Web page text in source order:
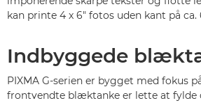
kan printe 4 x 6" fotos uden kant på ca.
Indbyggede
PIXMA G-serien er bygget med fokus
frontvendte blæktanke er lette at fylde